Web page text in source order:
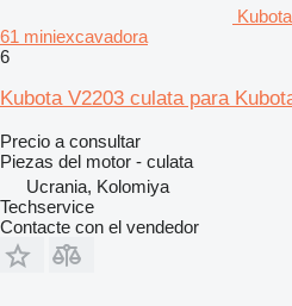
61 miniexcavadora
6
Kubota V2203 culata para
Precio a consultar
Piezas del motor - culata
Ucrania, Kolomiya
Techservice
Contacte con el vendedor